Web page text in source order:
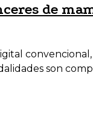
de
son